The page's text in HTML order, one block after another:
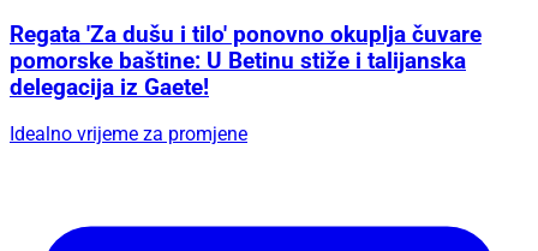
Regata 'Za dušu i tilo' ponovno okuplja čuvare
pomorske baštine: U Betinu stiže i talijanska
delegacija iz Gaete!
Idealno vrijeme za promjene